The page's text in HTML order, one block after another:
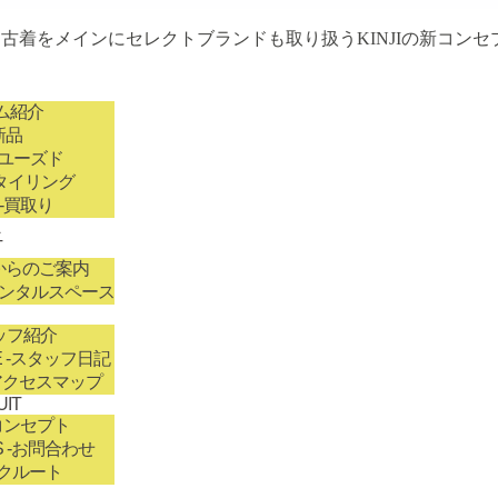
着をメインにセレクトブランドも取り扱うKINJIの新コンセ
紹介
品
ーズド
イリング
取り
らのご案内
タルスペース
フ紹介
-スタッフ日記
セスマップ
セプト
-お問合わせ
ルート